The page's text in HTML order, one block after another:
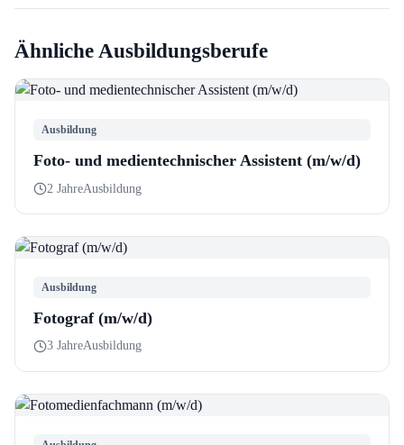
Ähnliche Ausbildungsberufe
Ausbildung
Foto- und medientechnischer Assistent (m/w/d)
2 JahreAusbildung
Ausbildung
Fotograf (m/w/d)
3 JahreAusbildung